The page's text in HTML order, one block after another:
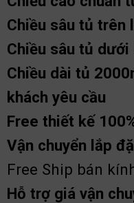
Chiều sâu tủ trên
Chiều sâu tủ dưới
Chiều dài tủ
khách yêu cầu
Free thiết kế
Vận chuyển lắp
Free Ship bán
Hỗ trợ giá vận